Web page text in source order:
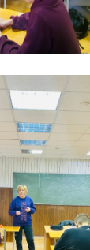
дороге
сирот
истории